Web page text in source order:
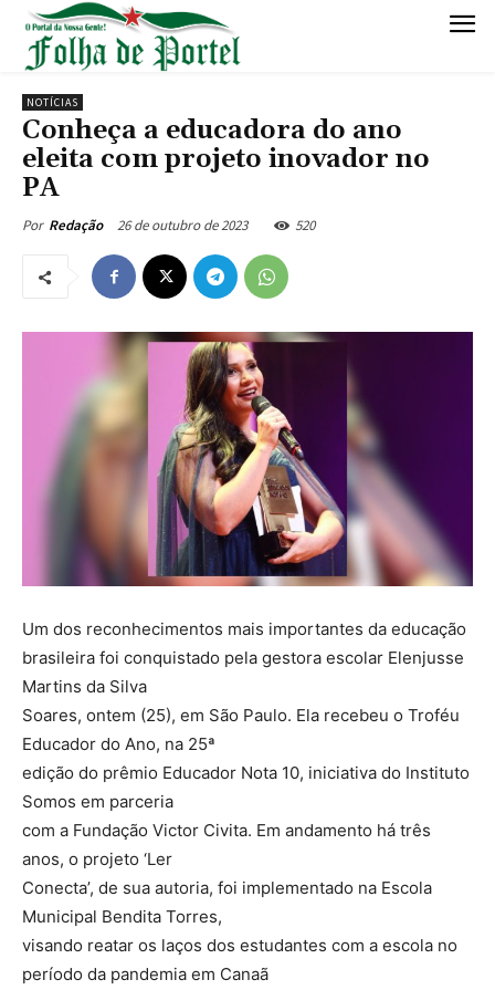
NOTÍCIAS
Conheça a educadora do ano
eleita com projeto inovador no
PA
Por Redação 26 de outubro de 2023 520
Um dos reconhecimentos mais importantes da educação
brasileira foi conquistado pela gestora escolar Elenjusse
Martins da Silva
Soares, ontem (25), em São Paulo. Ela recebeu o Troféu
Educador do Ano, na 25ª
edição do prêmio Educador Nota 10, iniciativa do Instituto
Somos em parceria
com a Fundação Victor Civita. Em andamento há três
anos, o projeto ‘Ler
Conecta’, de sua autoria, foi implementado na Escola
Municipal Bendita Torres,
visando reatar os laços dos estudantes com a escola no
período da pandemia em Canaã